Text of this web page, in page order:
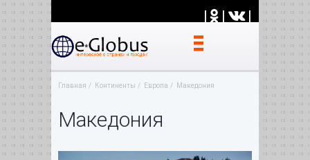
| | |
Главная Континенты Европа Македония
Македония